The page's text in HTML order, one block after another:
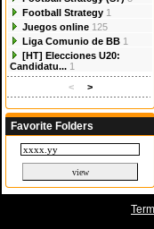
Football Strategy 1
Juegos online 125
Liga Comunio de BB 1
[HT] Elecciones U20:
Candidatu... 1
<
>
Favorite Folders